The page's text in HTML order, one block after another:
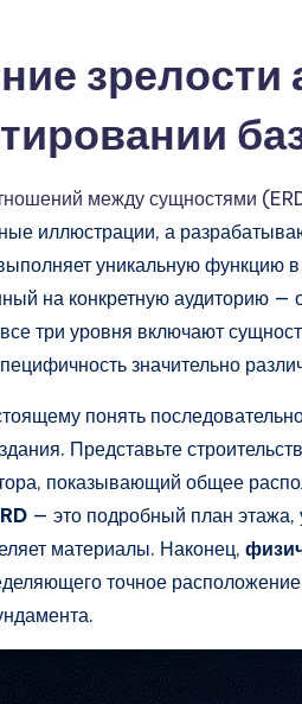
зрелости
между сущностями
иллюстрации, а
уникальную функцию
на конкретную аудиторию —
три уровня включают
значительно
понять
Представьте
показывающий общее
— это подробный план
материалы. Наконец,
точное